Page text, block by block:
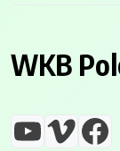
WKB
YouTube
Vimeo